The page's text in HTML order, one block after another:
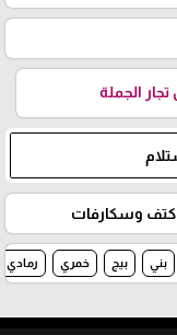
الجملة
وسكارفات
بني بيج خمري رمادي